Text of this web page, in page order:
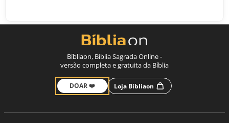
Bíbliaon, Bíblia Sagrada Online -
versão completa e gratuita da Bíblia
DOAR ❤️ Loja Bíbliaon